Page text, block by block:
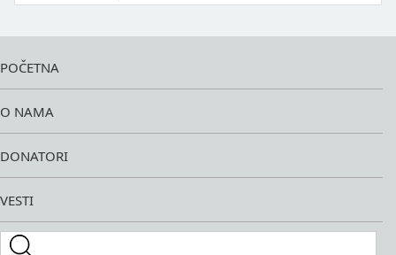
POČETNA
O NAMA
DONATORI
VESTI
Search this site